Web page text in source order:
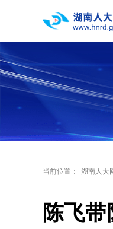
当前位置： 湖南人大
陈飞